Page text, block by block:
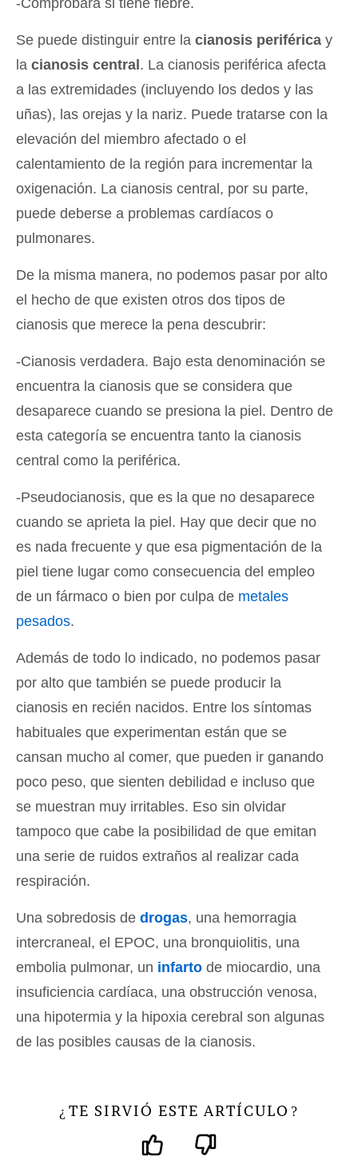
-Comprobará si tiene fiebre.
Se puede distinguir entre la cianosis periférica y
la cianosis central . La cianosis periférica afecta
a las extremidades (incluyendo los dedos y las
uñas), las orejas y la nariz. Puede tratarse con la
elevación del miembro afectado o el
calentamiento de la región para incrementar la
oxigenación. La cianosis central, por su parte,
puede deberse a problemas cardíacos o
pulmonares.
De la misma manera, no podemos pasar por alto
el hecho de que existen otros dos tipos de
cianosis que merece la pena descubrir:
-Cianosis verdadera. Bajo esta denominación se
encuentra la cianosis que se considera que
desaparece cuando se presiona la piel. Dentro de
esta categoría se encuentra tanto la cianosis
central como la periférica.
-Pseudocianosis, que es la que no desaparece
cuando se aprieta la piel. Hay que decir que no
es nada frecuente y que esa pigmentación de la
piel tiene lugar como consecuencia del empleo
de un fármaco o bien por culpa de metales
pesados.
Además de todo lo indicado, no podemos pasar
por alto que también se puede producir la
cianosis en recién nacidos. Entre los síntomas
habituales que experimentan están que se
cansan mucho al comer, que pueden ir ganando
poco peso, que sienten debilidad e incluso que
se muestran muy irritables. Eso sin olvidar
tampoco que cabe la posibilidad de que emitan
una serie de ruidos extraños al realizar cada
respiración.
Una sobredosis de drogas, una hemorragia
intercraneal, el EPOC, una bronquiolitis, una
embolia pulmonar, un infarto de miocardio, una
insuficiencia cardíaca, una obstrucción venosa,
una hipotermia y la hipoxia cerebral son algunas
de las posibles causas de la cianosis.
¿ TE SIRVIÓ ESTE ARTÍCULO ?